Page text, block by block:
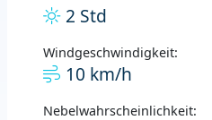
2 Std
Windgeschwindigkeit:
10 km/h
Nebelwahrscheinlichkeit: